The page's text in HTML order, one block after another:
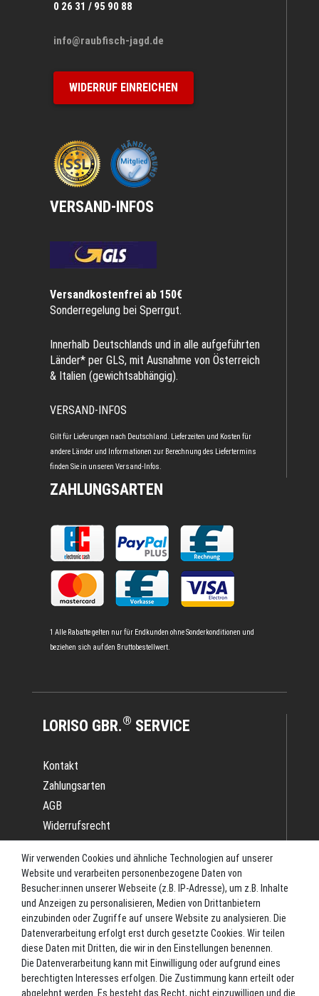
0 26 31 / 95 90 88
info@raubfisch-jagd.de
WIDERRUF EINREICHEN
VERSAND-INFOS
Versandkostenfrei ab 150€
Sonderregelung bei Sperrgut.
Innerhalb Deutschlands und in alle aufgeführten
Länder* per GLS, mit Ausnahme von Österreich
& Italien (gewichtsabhängig).
VERSAND-INFOS
Gilt für Lieferungen nach Deutschland. Lieferzeiten und Kosten für
andere Länder und Informationen zur Berechnung des Liefertermins
finden Sie in unseren Versand-Infos.
ZAHLUNGSARTEN
1 Alle Rabatte gelten nur für Endkunden ohne Sonderkonditionen und
beziehen sich auf den Bruttobestellwert.
LORISO GBR.® SERVICE
Kontakt
Zahlungsarten
AGB
Widerrufsrecht
Impressum
Datenschutz
Batterieverordnung
Versand
Blog
TOP-KATEGORIEN
Angel-Rollen
Wir verwenden Cookies und ähnliche Technologien auf unserer
Website und verarbeiten personenbezogene Daten von
Besucher:innen unserer Webseite (z.B. IP-Adresse), um z.B. Inhalte
und Anzeigen zu personalisieren, Medien von Drittanbietern
einzubinden oder Zugriffe auf unsere Website zu analysieren. Die
Datenverarbeitung erfolgt erst durch gesetzte Cookies. Wir teilen
diese Daten mit Dritten, die wir in den Einstellungen benennen.
Die Datenverarbeitung kann mit Einwilligung oder aufgrund eines
berechtigten Interesses erfolgen. Die Zustimmung kann erteilt oder
abgelehnt werden. Es besteht das Recht, nicht einzuwilligen und die